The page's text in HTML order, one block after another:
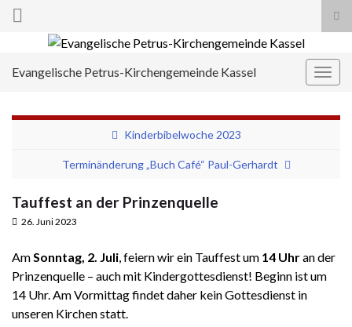
Search for:
Evangelische Petrus-Kirchengemeinde Kassel
Kinderbibelwoche 2023
Terminänderung „Buch Café“ Paul-Gerhardt
Tauffest an der Prinzenquelle
26. Juni 2023
AmSonntag, 2. Juli, feiern wir ein Tauffest um 14 Uhran der
Prinzenquelle – auch mit Kindergottesdienst! Beginn ist um
14 Uhr. Am Vormittag findet daher kein Gottesdienst in
unseren Kirchen statt.